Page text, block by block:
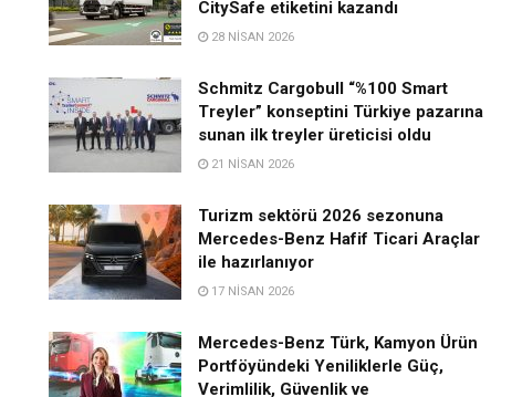
CitySafe etiketini kazandı
28 NISAN 2026
Schmitz Cargobull “%100 Smart
Treyler” konseptini Türkiye pazarına
sunan ilk treyler üreticisi oldu
21 NISAN 2026
Turizm sektörü 2026 sezonuna
Mercedes-Benz Hafif Ticari Araçlar
ile hazırlanıyor
17 NISAN 2026
Mercedes-Benz Türk, Kamyon Ürün
Portföyündeki Yeniliklerle Güç,
Verimlilik, Güvenlik ve